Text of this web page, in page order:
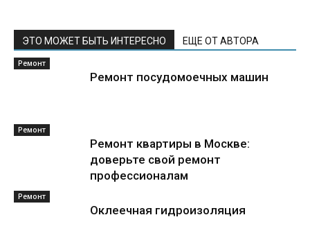
ЭТО МОЖЕТ БЫТЬ ИНТЕРЕСНО ЕЩЕ ОТ АВТОРА
Ремонт
Ремонт посудомоечных машин
Ремонт
Ремонт квартиры в Москве:
доверьте свой ремонт
профессионалам
Ремонт
Оклеечная гидроизоляция